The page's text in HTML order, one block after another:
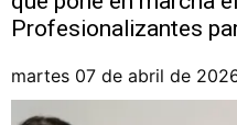
Profesionalizantes
martes 07 de abril de